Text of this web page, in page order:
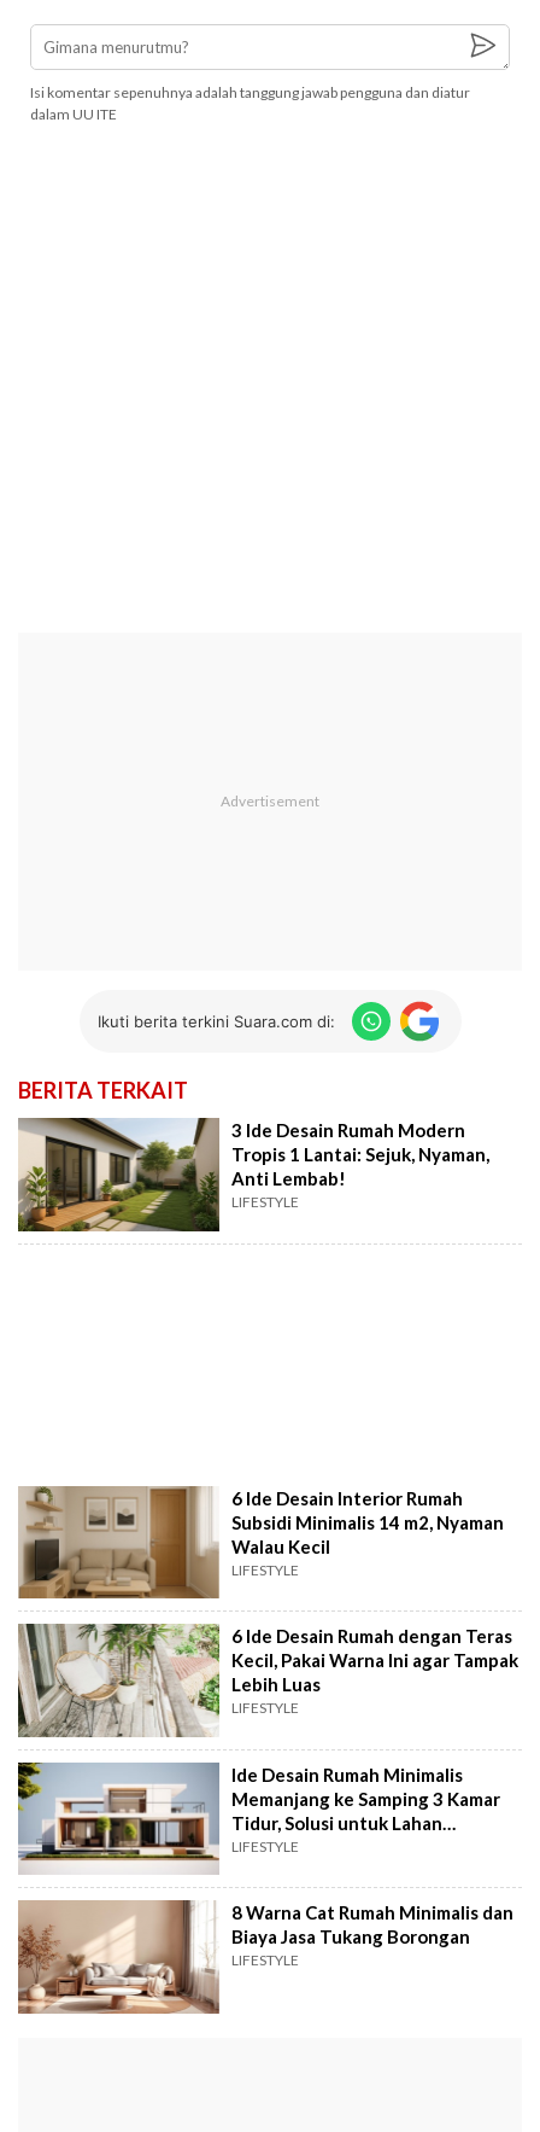
Isi komentar sepenuhnya adalah tanggung jawab pengguna dan diatur
dalam UU ITE
Ikuti berita terkini Suara.com di:
BERITA TERKAIT
3 Ide Desain Rumah Modern
Tropis 1 Lantai: Sejuk, Nyaman,
Anti Lembab!
LIFESTYLE
6 Ide Desain Interior Rumah
Subsidi Minimalis 14 m2, Nyaman
Walau Kecil
LIFESTYLE
6 Ide Desain Rumah dengan Teras
Kecil, Pakai Warna Ini agar Tampak
Lebih Luas
LIFESTYLE
Ide Desain Rumah Minimalis
Memanjang ke Samping 3 Kamar
Tidur, Solusi untuk Lahan
Terbatas
LIFESTYLE
8 Warna Cat Rumah Minimalis dan
Biaya Jasa Tukang Borongan
LIFESTYLE